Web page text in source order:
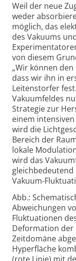
Weil der neue
weder
möglich, das
des Vakuums
von diesem
„Wir können
dass wir ihn in
Leitenstorfer
Vakuumfeldes
Strategie zur
einem
wird die
Bereich der
lokale
wird das
Vakuum-
Abb.:
Abweichungen
Fluktuationen
Deformation der
Zeitdomäne
Hyperfläche